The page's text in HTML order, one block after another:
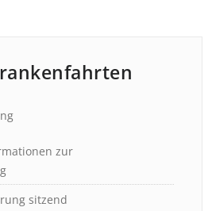
zur
sitzend